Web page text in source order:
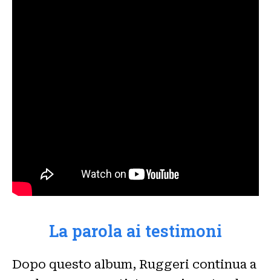
La parola ai testimoni
Dopo questo album, Ruggeri continua a